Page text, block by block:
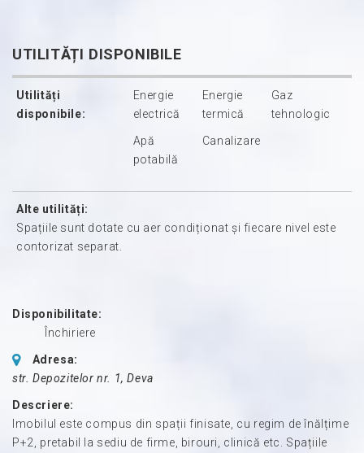
UTILITĂȚI DISPONIBILE
Utilități
disponibile:
Energie
electrică
Energie
termică
Gaz
tehnologic
Apă
potabilă
Canalizare
Alte utilități:
Spațiile sunt dotate cu aer condiționat și fiecare nivel este
contorizat separat.
Disponibilitate:
Închiriere
Adresa:
str. Depozitelor nr. 1,Deva
Descriere:
Imobilul este compus din spații finisate, cu regim de înălțime
P+2, pretabil la sediu de firme, birouri, clinică etc. Spațiile